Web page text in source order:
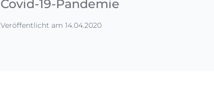
Covid-19-Pandemie
Veröffentlicht am 14.04.2020